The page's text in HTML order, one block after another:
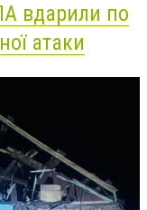
вдарили по
атаки